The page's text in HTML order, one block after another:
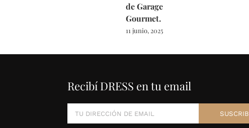
de Garage
Gourmet.
11 junio, 2025
Recibí DRESS en tu email